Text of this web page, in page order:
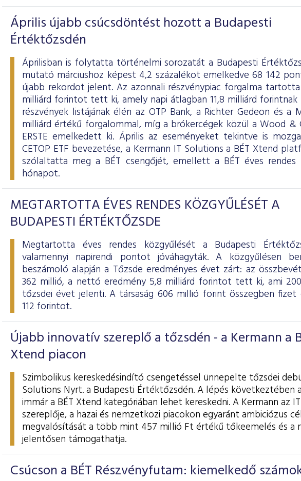
Április újabb csúcsdöntést hozott a Budapesti
Értéktőzsdén
Áprilisban is folytatta történelmi sorozatát a Budapesti
mutató márciushoz képest 4,2 százalékot emelkedve 68 142
újabb rekordot jelent. Az azonnali részvénypiac forgalma
milliárd forintot tett ki, amely napi átlagban 11,8 milliárd
részvények listájának élén az OTP Bank, a Richter Gedeon és a
milliárd értékű forgalommal, míg a brókercégek közül a Wood &
ERSTE emelkedett ki. Április az eseményeket tekintve is
CETOP ETF bevezetése, a Kermann IT Solutions a BÉT Xtend
szólaltatta meg a BÉT csengőjét, emellett a BÉT éves
hónapot.
MEGTARTOTTA ÉVES RENDES KÖZGYŰLÉSÉT A
BUDAPESTI ÉRTÉKTŐZSDE
Megtartotta éves rendes közgyűlését a Budapesti
valamennyi napirendi pontot jóváhagyták. A közgyűlésen
beszámoló alapján a Tőzsde eredményes évet zárt: az
362 millió, a nettó eredmény 5,8 milliárd forintot tett ki, ami
tőzsdei évet jelenti. A társaság 606 millió forint összegben
112 forintot.
Újabb innovatív szereplő a tőzsdén - a Kermann a
Xtend piacon
Szimbolikus kereskedésindító csengetéssel ünnepelte tőzsdei
Solutions Nyrt. a Budapesti Értéktőzsdén. A lépés következtében
immár a BÉT Xtend kategóriában lehet kereskedni. A Kermann az
szereplője, a hazai és nemzetközi piacokon egyaránt ambiciózus
megvalósítását a több mint 457 millió Ft értékű tőkeemelés és a
jelentősen támogathatja.
Csúcson a BÉT Részvényfutam: kiemelkedő